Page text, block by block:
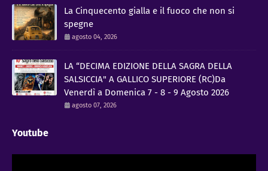
La Cinquecento gialla e il fuoco che non si
spegne
agosto 04, 2026
LA “DECIMA EDIZIONE DELLA SAGRA DELLA
SALSICCIA" A GALLICO SUPERIORE (RC)Da
Venerdì a Domenica 7 - 8 - 9 Agosto 2026
agosto 07, 2026
Youtube